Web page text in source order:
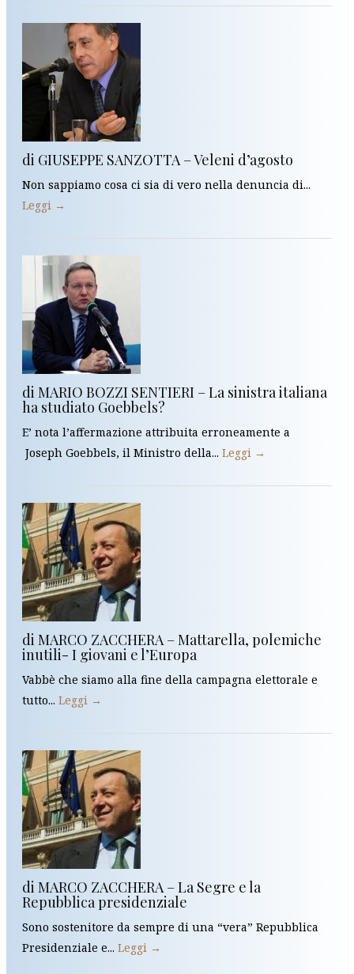
di GIUSEPPE SANZOTTA – Veleni d’agosto
Non sappiamo cosa ci sia di vero nella denuncia di...
Leggi →
di MARIO BOZZI SENTIERI – La sinistra italiana
ha studiato Goebbels?
E’ nota l’affermazione attribuita erroneamente a
Joseph Goebbels, il Ministro della... Leggi →
di MARCO ZACCHERA – Mattarella, polemiche
inutili- I giovani e l’Europa
Vabbè che siamo alla fine della campagna elettorale e
tutto... Leggi →
di MARCO ZACCHERA – La Segre e la
Repubblica presidenziale
Sono sostenitore da sempre di una “vera” Repubblica
Presidenziale e... Leggi →